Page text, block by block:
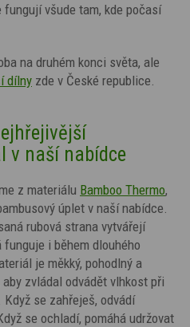
všude tam, kde počasí
na druhém konci světa, ale
dílny zde v České republice.
v naší nabídce
z materiálu Bamboo Thermo,
úplet v naší nabídce.
rubová strana vytvářejí
i během dlouhého
je měkký, pohodlný a
zvládal odvádět vlhkost při
Když se zahřeješ, odvádí
se ochladí, pomáhá udržovat